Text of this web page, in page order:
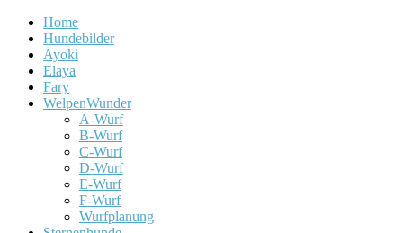
Home
Hundebilder
Ayoki
Elaya
Fary
WelpenWunder
A-Wurf
B-Wurf
C-Wurf
D-Wurf
E-Wurf
F-Wurf
Wurfplanung